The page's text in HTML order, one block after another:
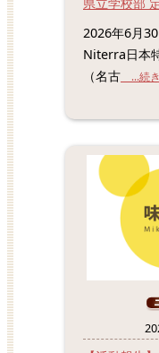
2026年6月30
Niterra日本
（名古 ...続